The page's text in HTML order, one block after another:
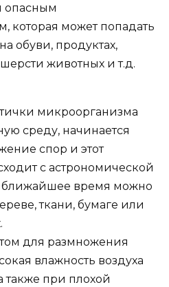
опасным
которая может попадать
обуви, продуктах,
животных и т.д.
микроорганизма
среду, начинается
спор и этот
с астрономической
ближайшее время можно
ткани, бумаге или
для размножения
влажность воздуха
также при плохой